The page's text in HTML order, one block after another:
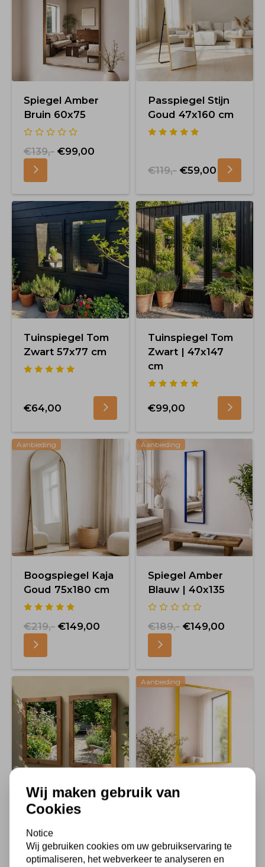
Spiegel Amber
Bruin 60x75
€139,- €99,00
Passpiegel Stijn
Goud 47x160 cm
€119,- €59,00
Tuinspiegel Tom
Zwart 57x77 cm
€64,00
Tuinspiegel Tom
Zwart | 47x147
cm
€99,00
Aanbieding
Boogspiegel Kaja
Goud 75x180 cm
€219,- €149,00
Aanbieding
Spiegel Amber
Blauw | 40x135
€189,- €149,00
Tuinspiegel Tom
Bruin 57x77 cm
Aanbieding
€139,- €99,00
Wij maken gebruik van
Cookies
Notice
Wij gebruiken cookies om uw gebruikservaring te
optimaliseren, het webverkeer te analyseren en